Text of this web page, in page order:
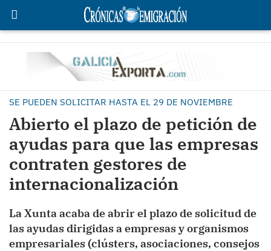
SE PUEDEN SOLICITAR HASTA EL 29 DE NOVIEMBRE
Abierto el plazo de petición de
ayudas para que las empresas
contraten gestores de
internacionalización
La Xunta acaba de abrir el plazo de solicitud de
las ayudas dirigidas a empresas y organismos
empresariales (clústers, asociaciones, consejos